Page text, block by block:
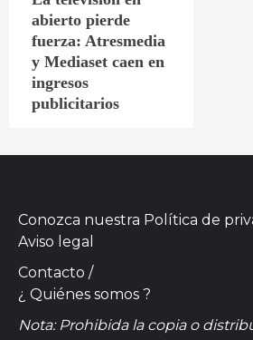
abierto pierde
fuerza: Atresmedia
y Mediaset caen en
ingresos
publicitarios
Conozca nuestra Política de
Aviso legal
Contacto /
¿ Quiénes somos ?
Nota: Prohibida la copia o